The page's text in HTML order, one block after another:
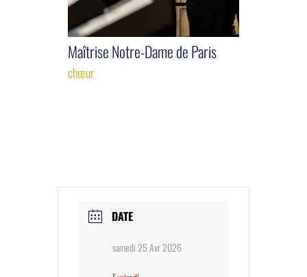
Maîtrise Notre-Dame de Paris
chœur
DATE
samedi 25 Avr 2026